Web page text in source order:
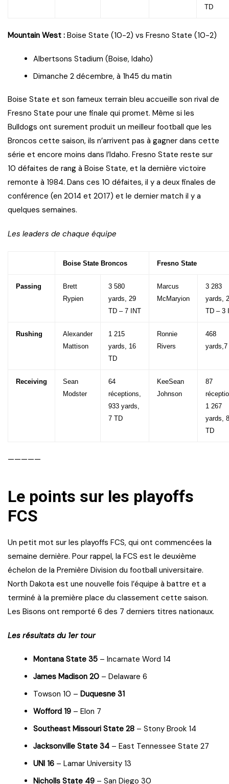
TD
Mountain West : Boise State (10-2) vs Fresno State (10-2)
Albertsons Stadium (Boise, Idaho)
Dimanche 2 décembre, à 1h45 du matin
Boise State et son fameux terrain bleu accueille son rival de
Fresno State pour une finale qui promet. Même si les
Bulldogs ont surement produit un meilleur football que les
Broncos cette saison, ils n’arrivent pas à gagner dans cette
série et encore moins dans l’Idaho. Fresno State reste sur
10 défaites de rang à Boise State, et la dernière victoire
remonte à 1984. Dans ces 10 défaites, il y a deux finales de
conférence (en 2014 et 2017) et le dernier match il y a
quelques semaines.
Les leaders de chaque équipe
Boise State Broncos Fresno State
Passing
Brett
Rypien
3 580
yards, 29
TD – 7 INT
Marcus
McMaryion
3 283
yards,
TD – 3
Rushing
Alexander
Mattison
1 215
yards, 16
TD
Ronnie
Rivers
468
yards,7
Receiving
Sean
Modster
64
réceptions,
933 yards,
7 TD
KeeSean
Johnson
87
1 267
yards, 8
TD
—————
Le points sur les playoffs
FCS
Un petit mot sur les playoffs FCS, qui ont commencées la
semaine dernière. Pour rappel, la FCS est le deuxième
échelon de la Première Division du football universitaire.
North Dakota est une nouvelle fois l’équipe à battre et a
terminé à la première place du classement cette saison.
Les Bisons ont remporté 6 des 7 derniers titres nationaux.
Les résultats du 1er tour
Montana State 35 – Incarnate Word 14
James Madison 20 – Delaware 6
Towson 10 – Duquesne 31
Wofford 19 – Elon 7
Southeast Missouri State 28 – Stony Brook 14
Jacksonville State 34 – East Tennessee State 27
UNI 16 – Lamar University 13
Nicholls State 49 – San Diego 30